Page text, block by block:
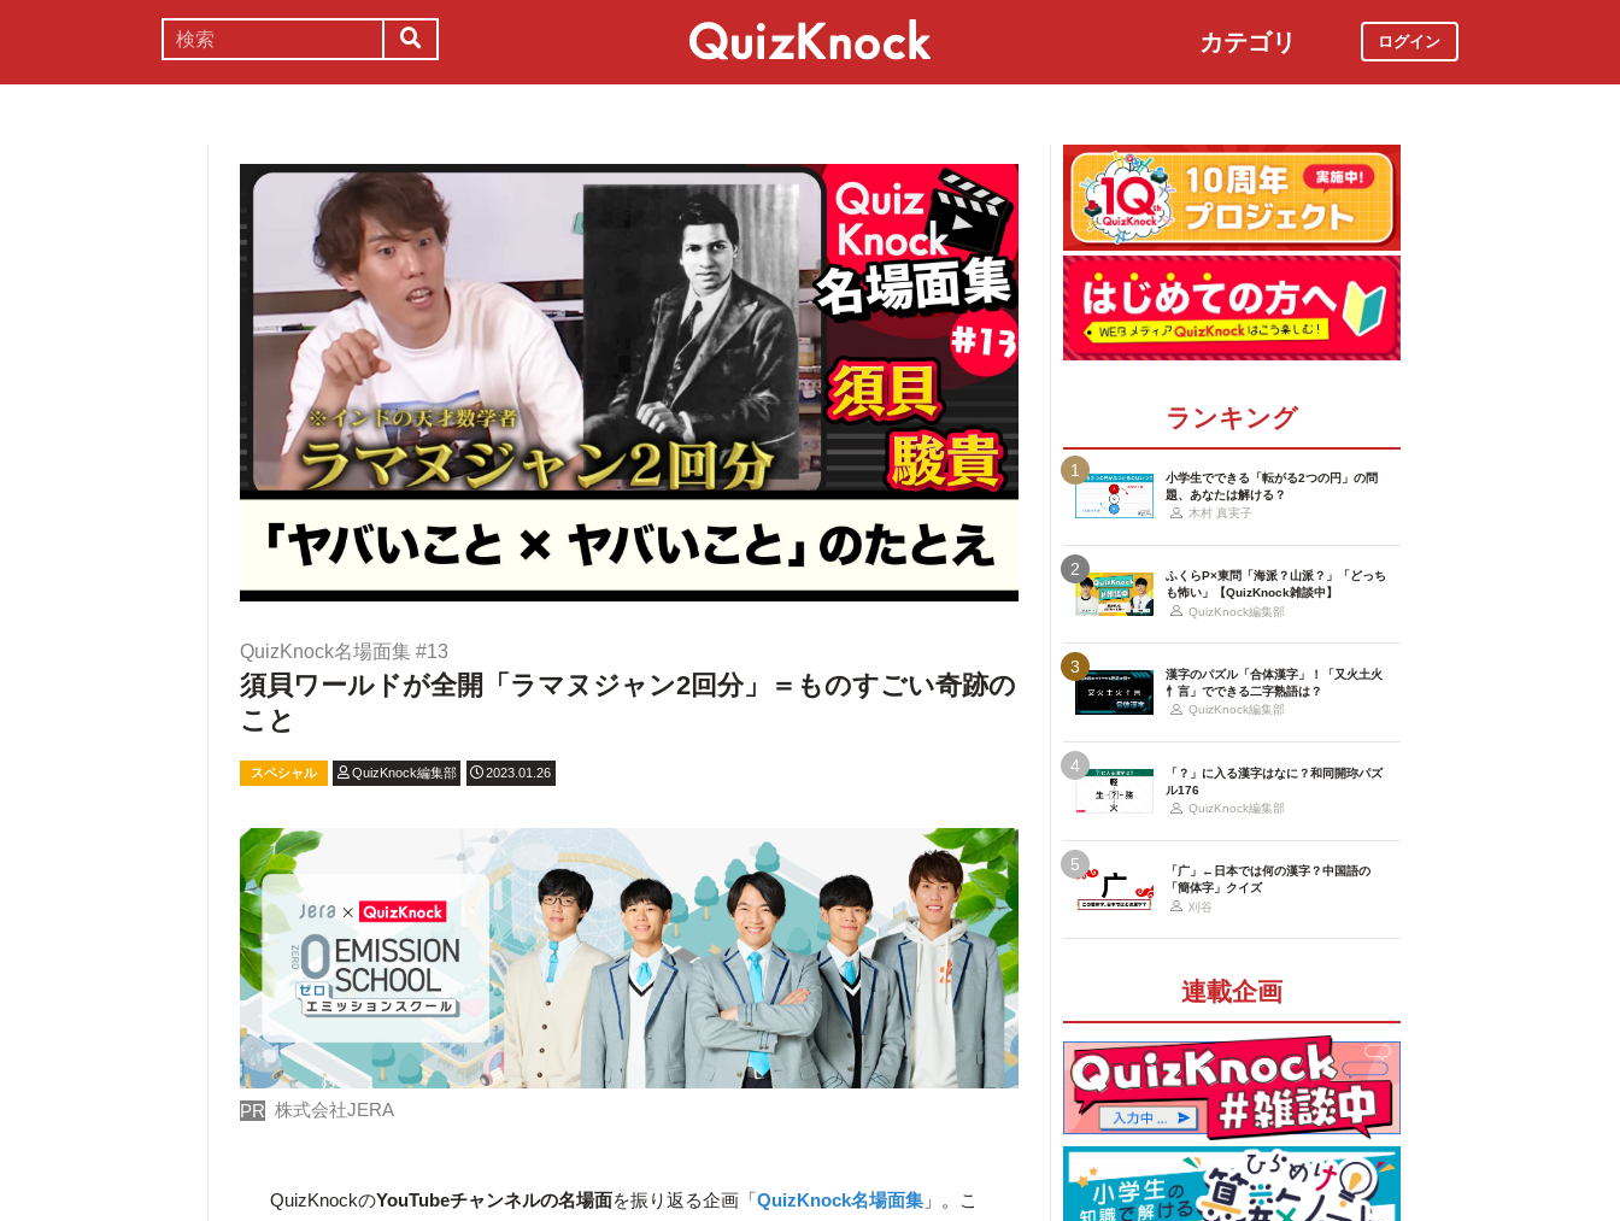
カテゴリ ログイン
QuizKnock名場面集 #13
須貝ワールドが全開「ラマヌジャン2回分」＝ものすごい奇跡の
こと
スペシャル QuizKnock編集部 2023.01.26
PR 株式会社JERA
QuizKnockのYouTubeチャンネルの名場面を振り返る企画「QuizKnock名場面集 」。こ
ランキング
1
小学生でできる「転がる2つの円」の問
題、あなたは解ける？
木村 真実子
2
ふくらP×東問「海派？山派？」「どっち
も怖い」【QuizKnock雑談中】
QuizKnock編集部
3
漢字のパズル「合体漢字」！「又火土火
忄言」でできる二字熟語は？
QuizKnock編集部
4
「？」に入る漢字はなに？和同開珎パズ
ル176
QuizKnock編集部
5
「广」←日本では何の漢字？中国語の
「簡体字」クイズ
刈谷
連載企画